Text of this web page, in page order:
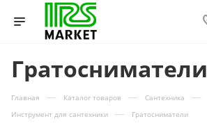
Гратосниматели
Главная — Каталог товаров — Сантехника —
Инструмент для сантехники — Гратосниматели